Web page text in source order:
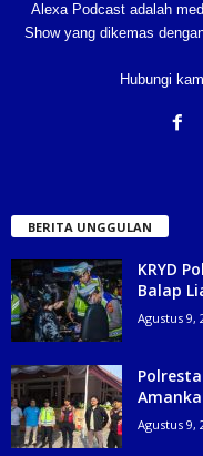
Alexa Podcast adalah
Show yang dikemas
Hubungi
BERITA UNGGULAN
KRYD
Balap
Agustus 9,
Agustus 9,